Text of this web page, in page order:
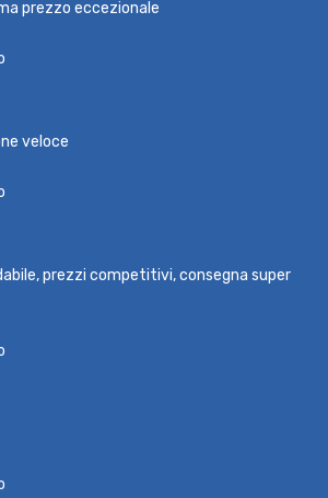
prezzo eccezionale
veloce
prezzi competitivi, consegna super